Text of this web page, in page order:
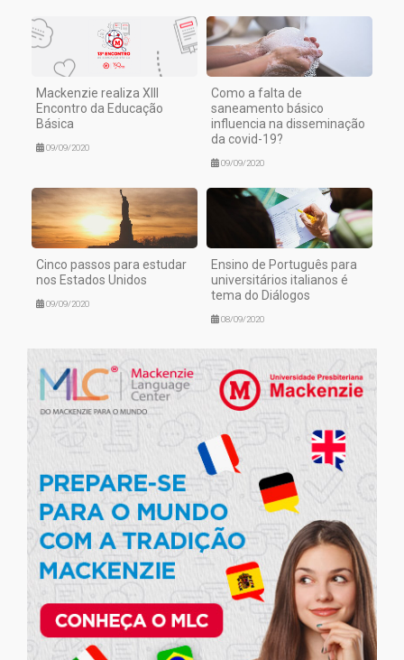
Mackenzie realiza XIII
Encontro da Educação
Básica
09/09/2020
Como a falta de
saneamento básico
influencia na disseminação
da covid-19?
09/09/2020
Cinco passos para estudar
nos Estados Unidos
09/09/2020
Ensino de Português para
universitários italianos é
tema do Diálogos
08/09/2020